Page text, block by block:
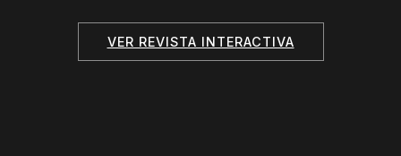
VER REVISTA INTERACTIVA